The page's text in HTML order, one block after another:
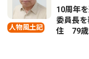
人物風土記
10周年
委員長
住 79歳